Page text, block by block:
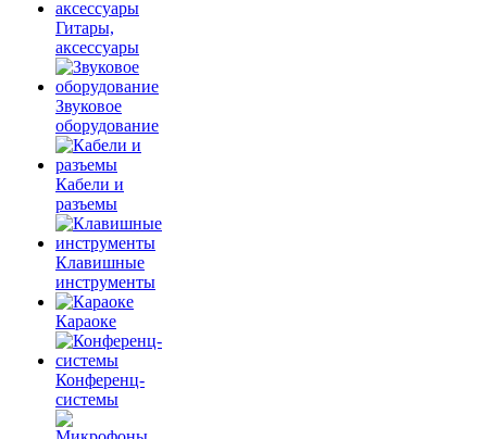
Гитары,
аксессуары
Звуковое
оборудование
Кабели и
разъемы
Клавишные
инструменты
Караоке
Конференц-
системы